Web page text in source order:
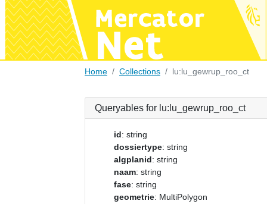
Home Collections lu:lu_gewrup_roo_ct
Queryables for lu:lu_gewrup_roo_ct
id: string
dossiertype: string
algplanid: string
naam: string
fase: string
geometrie: MultiPolygon